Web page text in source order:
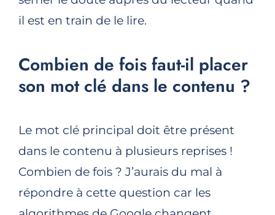
il est en train de le lire.
Combien de fois faut-il placer
son mot clé dans le contenu ?
Le mot clé principal doit être présent
dans le contenu à plusieurs reprises !
Combien de fois ? J’aurais du mal à
répondre à cette question car les